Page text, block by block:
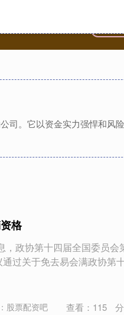
司。它以资金实力强悍和
格
，政协第十四届全国委员会
过关于免去易会满政协第
股票配资吧 查看： 115